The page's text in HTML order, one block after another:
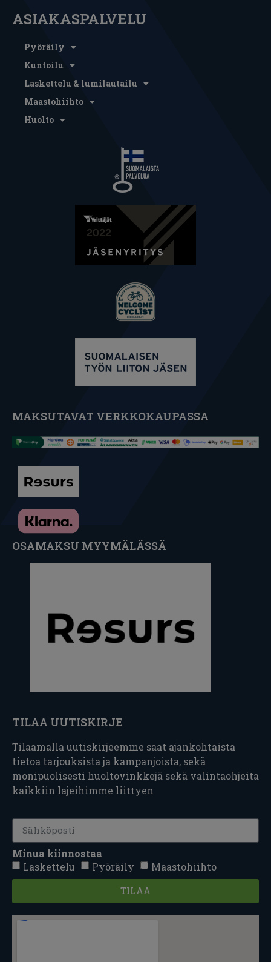
ASIAKASPALVELU
Pyöräily
Kuntoilu
Laskettelu & lumilautailu
Maastohiihto
Huolto
MAKSUTAVAT VERKKOKAUPASSA
OSAMAKSU MYYMÄLÄSSÄ
TILAA UUTISKIRJE
Tilaamalla uutiskirjeemme saat ajankohtaista
tietoa tarjouksista ja kampanjoista, sekä
monipuolisesti huoltovinkkejä sekä valintaohjeita
kaikkiin lajeihimme liittyen
Minua kiinnostaa
Laskettelu
Pyöräily Maastohiihto
TILAA